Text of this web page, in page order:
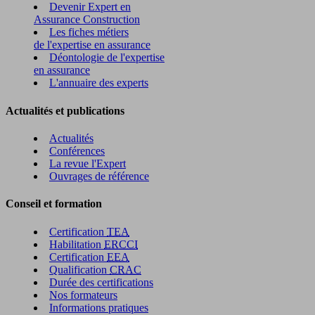
Devenir Expert en
Assurance Construction
Les fiches métiers
de l'expertise en assurance
Déontologie de l'expertise
en assurance
L'annuaire des experts
Actualités et publications
Actualités
Conférences
La revue l'Expert
Ouvrages de référence
Conseil et formation
Certification TEA
Habilitation ERCCI
Certification EEA
Qualification CRAC
Durée des certifications
Nos formateurs
Informations pratiques